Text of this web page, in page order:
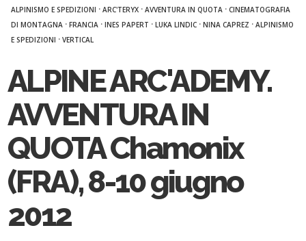
ALPINISMO E SPEDIZIONI ·ARC'TERYX ·AVVENTURA IN QUOTA ·CINEMATOGRAFIA
DI MONTAGNA ·FRANCIA ·INES PAPERT ·LUKA LINDIC ·NINA CAPREZ ·ALPINISMO
E SPEDIZIONI ·VERTICAL
ALPINE ARC'ADEMY.
AVVENTURA IN
QUOTA Chamonix
(FRA), 8-10 giugno
2012